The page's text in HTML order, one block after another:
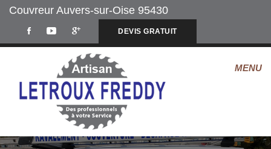
Couvreur Auvers-sur-Oise 95430
DEVIS GRATUIT